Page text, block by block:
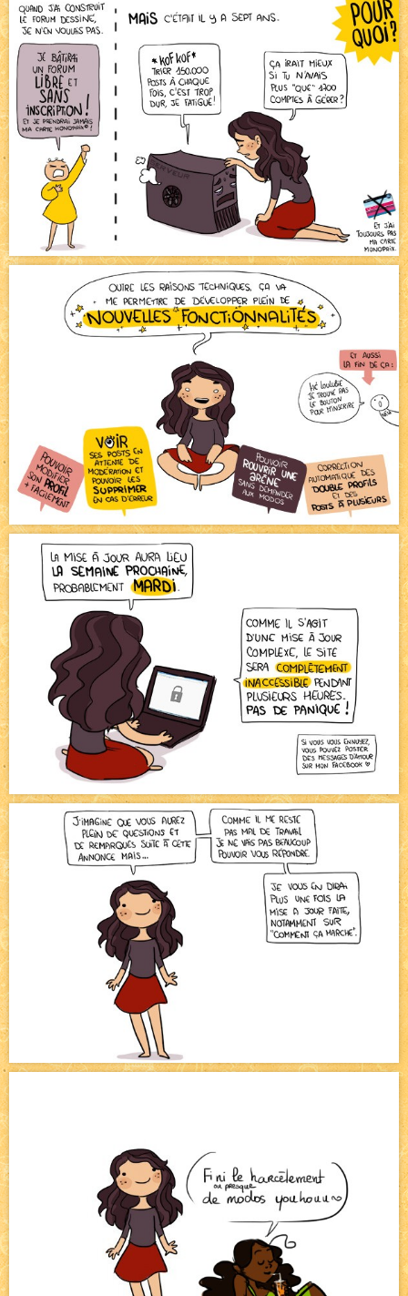
Canapé rose
Tomodachi loves - part.2 NEW
Bazar NEW